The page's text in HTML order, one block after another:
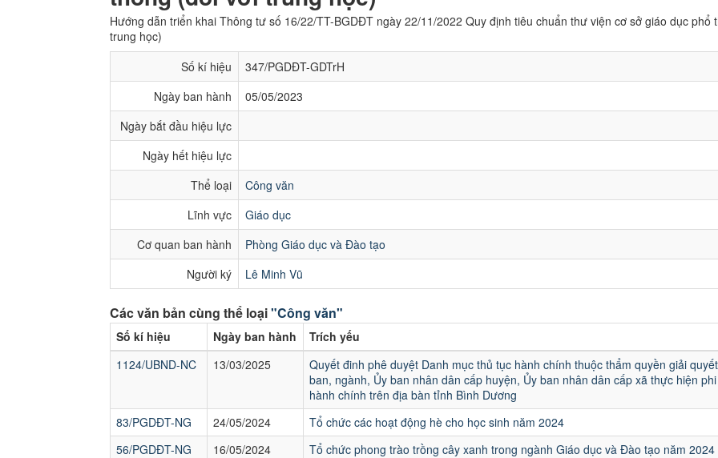
Hướng dẫn triển khai Thông tư số 16/22/TT-BGDĐT ngày 22/11/2022 Quy định tiêu chuẩn thư viện cơ sở giáo dục phổ
trung học)
Số kí hiệu
347/PGDĐT-GDTrH
Ngày ban hành
05/05/2023
Ngày bắt đầu hiệu lực
Ngày hết hiệu lực
Thể loại
Công văn
Lĩnh vực
Giáo dục
Cơ quan ban hành
Phòng Giáo dục và Đào tạo
Người ký
Lê Minh Vũ
Các văn bản cùng thể loại"Công văn"
Số kí hiệu Ngày ban hành
Trích yếu
1124/UBND-NC
13/03/2025
Quyết đinh phê duyệt Danh mục thủ tục hành chính thuộc thẩm quyền giải
ban, ngành, Ủy ban nhân dân cấp huyện, Ủy ban nhân dân cấp xã thực hiện
hành chính trên địa bàn tỉnh Bình Dương
83/PGDĐT-NG
24/05/2024
Tổ chức các hoạt động hè cho học sinh năm 2024
56/PGDĐT-NG
16/05/2024
Tổ chức phong trào trồng cây xanh trong ngành Giáo dục và Đào tạo năm 2024